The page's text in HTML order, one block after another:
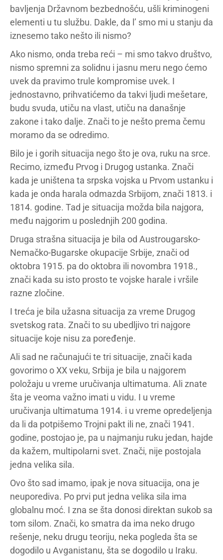
bavljenja Državnom bezbednošću, ušli kriminogeni
elementi u tu službu. Dakle, da l’ smo mi u stanju da
iznesemo tako nešto ili nismo?
Ako nismo, onda treba reći – mi smo takvo društvo,
nismo spremni za solidnu i jasnu meru nego ćemo
uvek da pravimo trule kompromise uvek. I
jednostavno, prihvatićemo da takvi ljudi mešetare,
budu svuda, utiču na vlast, utiču na današnje
zakone i tako dalje. Znači to je nešto prema čemu
moramo da se odredimo.
Bilo je i gorih situacija nego što je ova, ruku na srce.
Recimo, između Prvog i Drugog ustanka. Znači
kada je uništena ta srpska vojska u Prvom ustanku i
kada je onda harala odmazda Srbijom, znači 1813. i
1814. godine. Tad je situacija možda bila najgora,
među najgorim u poslednjih 200 godina.
Druga strašna situacija je bila od Austrougarsko-
Nemačko-Bugarske okupacije Srbije, znači od
oktobra 1915. pa do oktobra ili novombra 1918.,
znači kada su isto prosto te vojske harale i vršile
razne zločine.
I treća je bila užasna situacija za vreme Drugog
svetskog rata. Znači to su ubedljivo tri najgore
situacije koje nisu za poređenje.
Ali sad ne računajući te tri situacije, znači kada
govorimo o XX veku, Srbija je bila u najgorem
položaju u vreme uručivanja ultimatuma. Ali znate
šta je veoma važno imati u vidu. I u vreme
uručivanja ultimatuma 1914. i u vreme opredeljenja
da li da potpišemo Trojni pakt ili ne, znači 1941.
godine, postojao je, pa u najmanju ruku jedan, hajde
da kažem, multipolarni svet. Znači, nije postojala
jedna velika sila.
Ovo što sad imamo, ipak je nova situacija, ona je
neuporediva. Po prvi put jedna velika sila ima
globalnu moć. I zna se šta donosi direktan sukob sa
tom silom. Znači, ko smatra da ima neko drugo
rešenje, neku drugu teoriju, neka pogleda šta se
dogodilo u Avganistanu, šta se dogodilo u Iraku.